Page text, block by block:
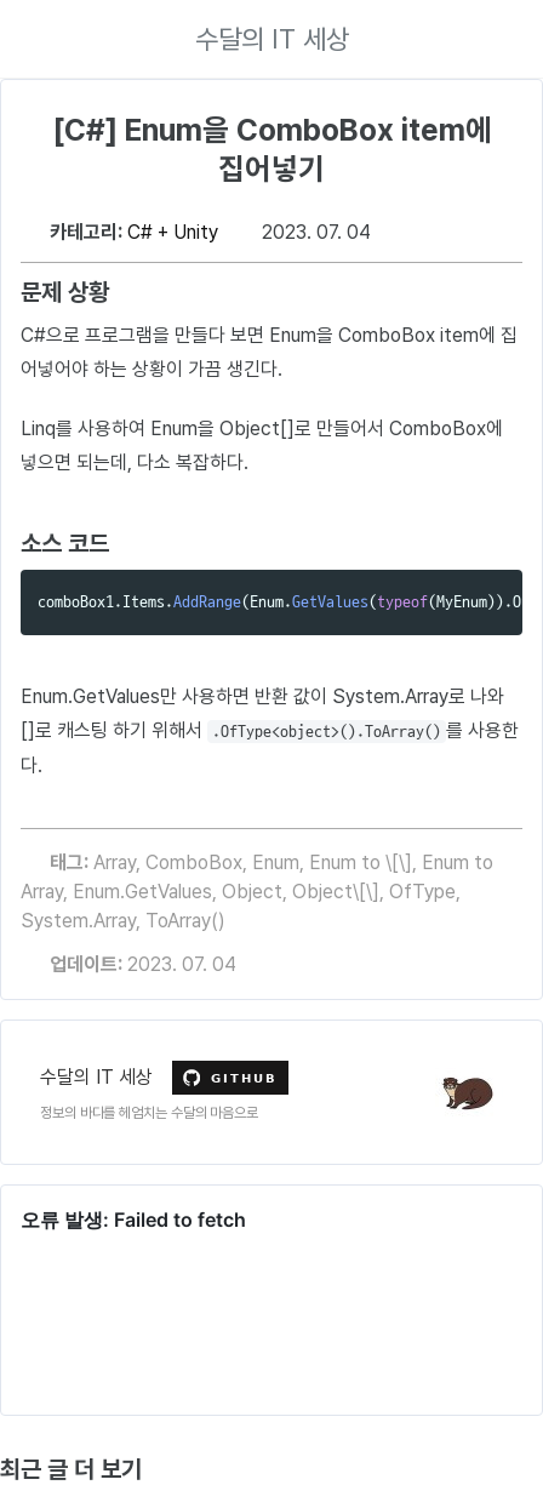
수달의 IT 세상
[C#] Enum을 ComboBox item에
집어넣기
카테고리: C# + Unity 2023. 07. 04
문제 상황
C#으로 프로그램을 만들다 보면 Enum을 ComboBox item에 집
어넣어야 하는 상황이 가끔 생긴다.
Linq를 사용하여 Enum을 Object[]로 만들어서 ComboBox에
넣으면 되는데, 다소 복잡하다.
소스 코드
comboBox1. Items .AddRange( Enum.GetValues( typeof(MyEnum)).
Enum.GetValues만 사용하면 반환 값이 System.Array로 나와
[]로 캐스팅 하기 위해서
.OfType<object>().ToArray() 를 사용한
다.
태그: Array, ComboBox, Enum, Enum to \[\] , Enum to
Array, Enum.GetValues, Object, Object\[\] , OfType,
System.Array, ToArray()
업데이트: 2023. 07. 04
수달의 IT 세상
정보의 바다를 헤엄치는 수달의 마음으로
최근 글 더 보기